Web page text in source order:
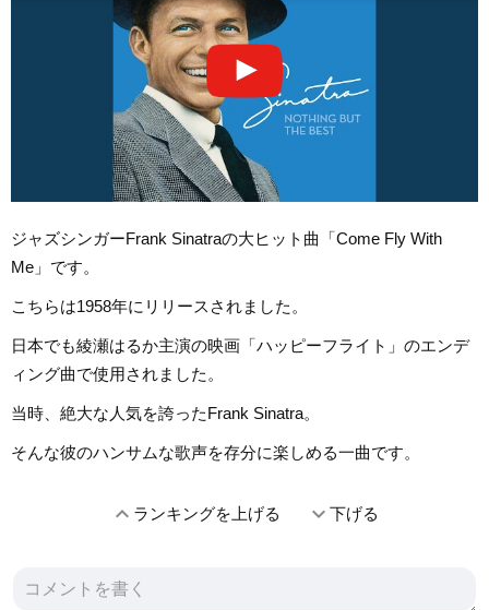
ジャズシンガーFrank Sinatraの大ヒット曲「Come Fly With
Me」です。
こちらは1958年にリリースされました。
日本でも綾瀬はるか主演の映画「ハッピーフライト」のエンデ
ィング曲で使用されました。
当時、絶大な人気を誇ったFrank Sinatra。
そんな彼のハンサムな歌声を存分に楽しめる一曲です。
expand_lessランキングを上げる expand_more下げる